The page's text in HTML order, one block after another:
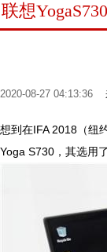
联想
2020-08-27 04:13:36
想到在IFA 2018（纽
Yoga S730，其选用